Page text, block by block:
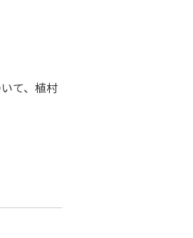
て、植村